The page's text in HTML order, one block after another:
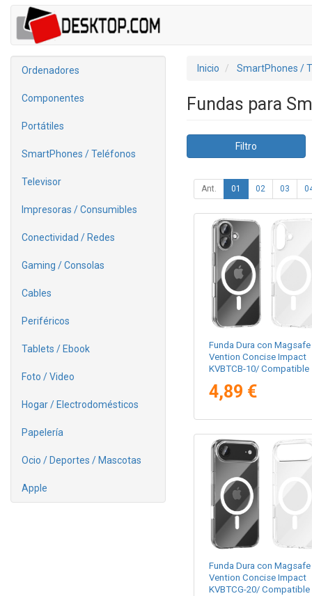
Ordenadores
Componentes
Portátiles
SmartPhones / Teléfonos
Televisor
Impresoras / Consumibles
Conectividad / Redes
Gaming / Consolas
Cables
Periféricos
Tablets / Ebook
Foto / Video
Hogar / Electrodomésticos
Papelería
Ocio / Deportes / Mascotas
Apple
Inicio SmartPhones /
Fundas para
Filtro
Ant. 01 02 03
Funda Dura con Magsafe
Vention Concise Impact
KVBTCB-10/ Compatible
Transparente
4,89 €
Funda Dura con Magsafe
Vention Concise Impact
KVBTCG-20/ Compatible